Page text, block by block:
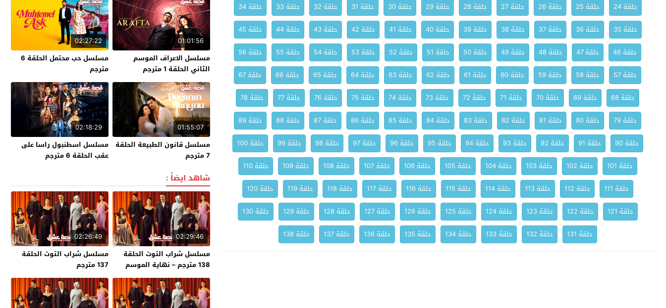
حلقة 24
حلقة 25 حلقة 26 حلقة 27 حلقة 28 حلقة 29 حلقة 30 حلقة 31 حلقة 32 حلقة 33
حلقة 34
حلقة 35
حلقة 36 حلقة 37 حلقة 38 حلقة 39 حلقة 40 حلقة 41 حلقة 42 حلقة 43 حلقة 44
حلقة 45
حلقة 46
حلقة 47 حلقة 48 حلقة 49 حلقة 50 حلقة 51 حلقة 52 حلقة 53 حلقة 54 حلقة 55
حلقة 56
حلقة 57
حلقة 58 حلقة 59 حلقة 60 حلقة 61 حلقة 62 حلقة 63 حلقة 64 حلقة 65 حلقة 66
حلقة 67
حلقة 68
حلقة 69 حلقة 70 حلقة 71 حلقة 72 حلقة 73 حلقة 74 حلقة 75 حلقة 76 حلقة 77
حلقة 78
حلقة 79
حلقة 80 حلقة 81 حلقة 82 حلقة 83 حلقة 84 حلقة 85 حلقة 86 حلقة 87 حلقة 88
حلقة 89
حلقة 90
حلقة 91 حلقة 92 حلقة 93 حلقة 94 حلقة 95 حلقة 96 حلقة 97 حلقة 98 حلقة 99
حلقة 100
حلقة 101
حلقة 102 حلقة 103 حلقة 104 حلقة 105 حلقة 106 حلقة 107 حلقة 108 حلقة 109
حلقة 110
حلقة 111
حلقة 112 حلقة 113 حلقة 114 حلقة 115 حلقة 116 حلقة 117 حلقة 118 حلقة 119
حلقة 120
حلقة 121
حلقة 122 حلقة 123 حلقة 124 حلقة 125 حلقة 126 حلقة 127 حلقة 128 حلقة 129
حلقة 130
حلقة 131
حلقة 132 حلقة 133 حلقة 134 حلقة 135 حلقة 136 حلقة 137 حلقة 138
01:01:56
مسلسل الاعراف الموسم
الثاني الحلقة 1 مترجم
02:27:22
مسلسل حب محتمل الحلقة 6
مترجم
01:55:07
مسلسل قانون الطبيعة الحلقة
7 مترجم
02:18:29
مسلسل اسطنبول راسا على
عقب الحلقة 6 مترجم
شاهد ايضاً :
02:29:46
مسلسل شراب التوت الحلقة
138 مترجم – نهاية الموسم
02:26:49
مسلسل شراب التوت الحلقة
137 مترجم